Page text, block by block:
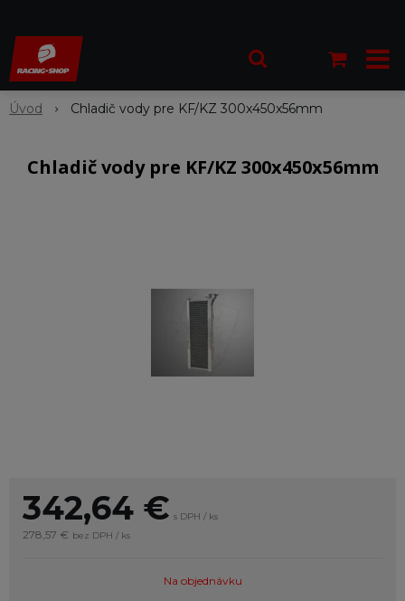
Úvod Chladič vody pre KF/KZ 300x450x56mm
Chladič vody pre KF/KZ 300x450x56mm
342,64 € s DPH / ks
278,57 € bez DPH / ks
Na objednávku